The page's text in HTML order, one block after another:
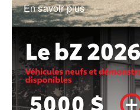
En savoir plus